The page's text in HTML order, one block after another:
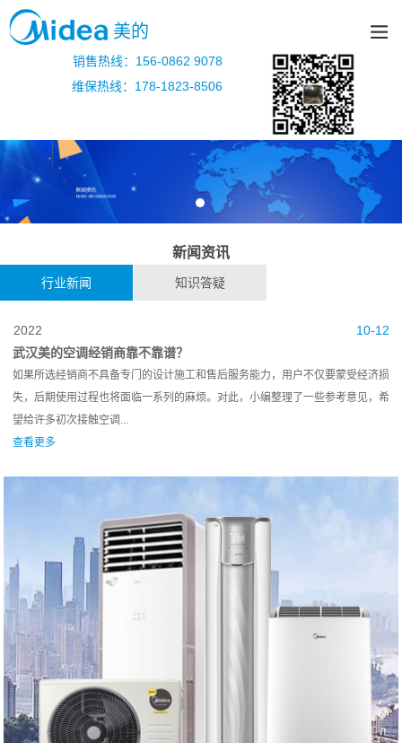
美的
销售热线：156-0862 9078
维保热线：178-1823-8506
新闻资讯
行业新闻 知识答疑
10-12
2022
武汉美的空调经销商靠不靠谱？
如果所选经销商不具备专门的设计施工和售后服务能力，用户不仅要蒙受经济损
失，后期使用过程也将面临一系列的麻烦。对此，小编整理了一些参考意见，希
望给许多初次接触空调...
查看更多